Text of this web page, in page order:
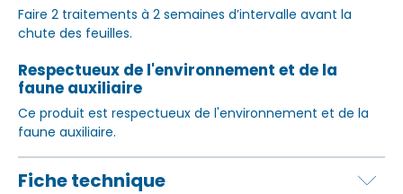
Faire 2 traitements à 2 semaines d’intervalle avant la
chute des feuilles.
Respectueux de l'environnement et de la
faune auxiliaire
Ce produit est respectueux de l'environnement et de la
faune auxiliaire.
Fiche technique